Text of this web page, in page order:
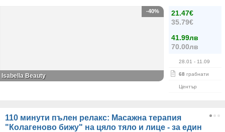
21.47€
35.79€
41.99лв
70.00лв
28.01 - 11.09
68 грабнати
Център
-40%
Isabella Beauty
110 минути пълен релакс: Масажна терапия
"Колагеново бижу" на цяло тяло и лице - за един